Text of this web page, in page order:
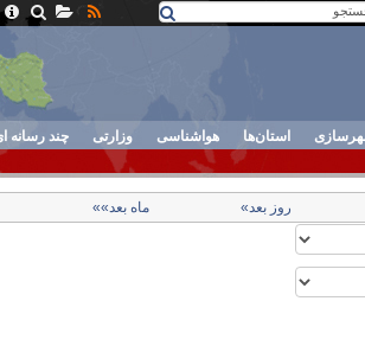
استان‌ها هواشناسی وزارتی چند رسانه
روز بعد» ماه بعد»»